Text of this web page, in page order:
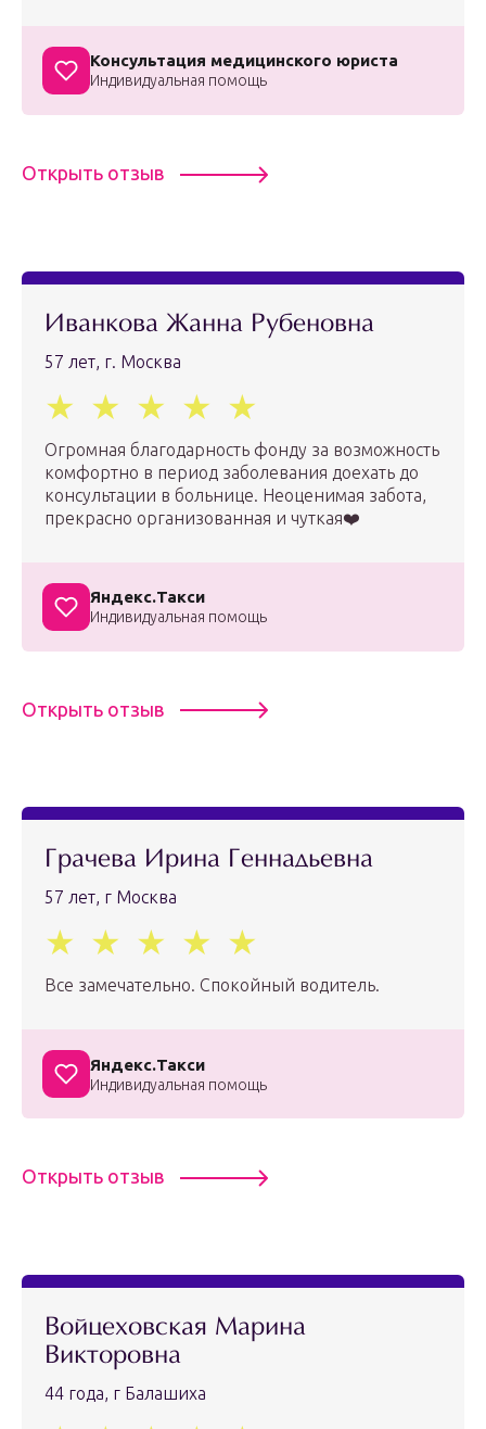
Консультация медицинского юриста
Индивидуальная помощь
Открыть отзыв
Иванкова Жанна Рубеновна
57 лет, г. Москва
Огромная благодарность фонду за возможность
комфортно в период заболевания доехать до
консультации в больнице. Неоценимая забота,
прекрасно организованная и чуткая❤️
Яндекс.Такси
Индивидуальная помощь
Открыть отзыв
Грачева Ирина Геннадьевна
57 лет, г Москва
Все замечательно. Спокойный водитель.
Яндекс.Такси
Индивидуальная помощь
Открыть отзыв
Войцеховская Марина
Викторовна
44 года, г Балашиха